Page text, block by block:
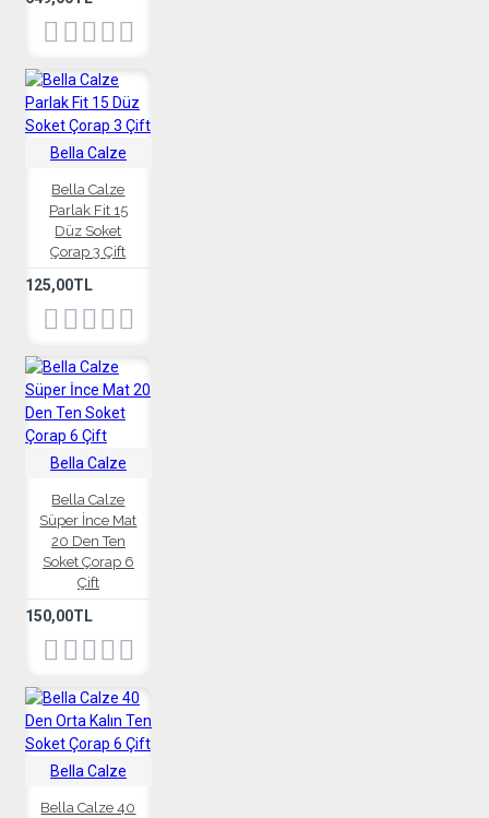
Bella Calze
Bella Calze
Parlak Fit 15
Düz Soket
Çorap 3 Çift
125,00TL
Bella Calze
Bella Calze
Süper İnce Mat
20 Den Ten
Soket Çorap 6
Çift
150,00TL
Bella Calze
Bella Calze 40